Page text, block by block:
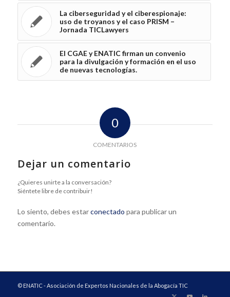
La ciberseguridad y el ciberespionaje:
uso de troyanos y el caso PRISM –
Jornada TICLawyers
El CGAE y ENATIC firman un convenio
para la divulgación y formación en el uso
de nuevas tecnologías.
0
COMENTARIOS
Dejar un comentario
¿Quieres unirte a la conversación?
Siéntete libre de contribuir!
Lo siento, debes estarconectado para publicar un
comentario.
© ENATIC - Asociación de Expertos Nacionales de la Abogacía TIC